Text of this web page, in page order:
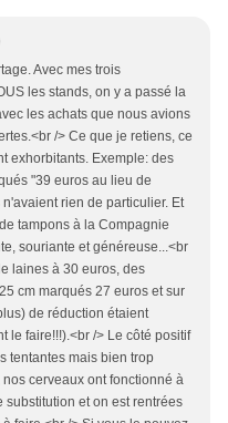
Avec mes trois
les stands, on y a passé la
les achats que nous avions
/> Ce que je retiens, ce
exhorbitants. Exemple: des
"39 euros au lieu de
rien de particulier. Et
tampons à la Compagnie
souriante et généreuse...<br
laines à 30 euros, des
cm marqués 27 euros et sur
de réduction étaient
le faire!!!).<br /> Le côté positif
tentantes mais bien trop
cerveaux ont fonctionné à
et on est rentrées